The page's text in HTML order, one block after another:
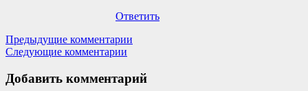
Ответить
Навигация
по
комментариям
Предыдущие комментарии
Следующие комментарии
Добавить комментарий